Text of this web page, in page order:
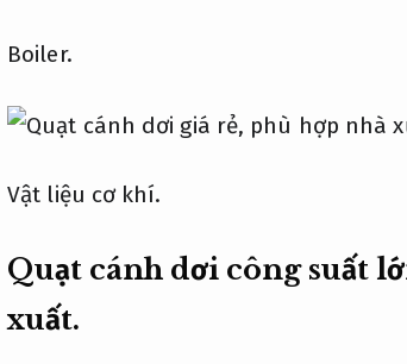
Boiler.
Vật liệu cơ khí.
Quạt cánh dơi công suất
xuất.